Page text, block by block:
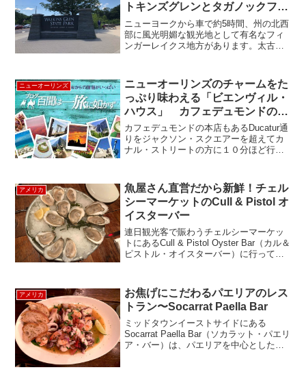
トキンズグレンとタガノックフォ
ールズ ～ Watkins Glen Sate
Park & Taughannock Falls State
Park ～
ニューヨークから車で約5時間、州の北西
部に風光明媚な観光地として有名なフィ
ンガーレイクス地方があります。太古の
長い11個の湖は、それがまるで人間の指
のような形な...
ニューオーリンズ
ニューオーリンズのチャームをた
っぷり味わえる「ビエンヴィル・
ハウス」 カフェデュモンドの本
店も近いお勧めホテル
カフェデュモンドの本店もあるDucatur通
りをジャクソン・スクエアーを超えてカ
ナル・ストリートの方に１０分ほど行く
んまりとしたホテルですが、ベッド＆ブ
レックファストの...
アメリカ
魚屋さん直営だから新鮮！チェル
シーマーケットのCull & Pistol オ
イスターバー
連日観光客で賑わうチェルシーマーケッ
トにあるCull & Pistol Oyster Bar（カル＆
ピストル・オイスターバー）に行ってき
Place（ロブスタープレイ...
アメリカ
お焦げにこだわるパエリアのレス
トラン〜Socarrat Paella Bar
ミッドタウンイーストサイドにある
Socarrat Paella Bar（ソカラット・パエリ
ア・バー）は、パエリアを中心としたス